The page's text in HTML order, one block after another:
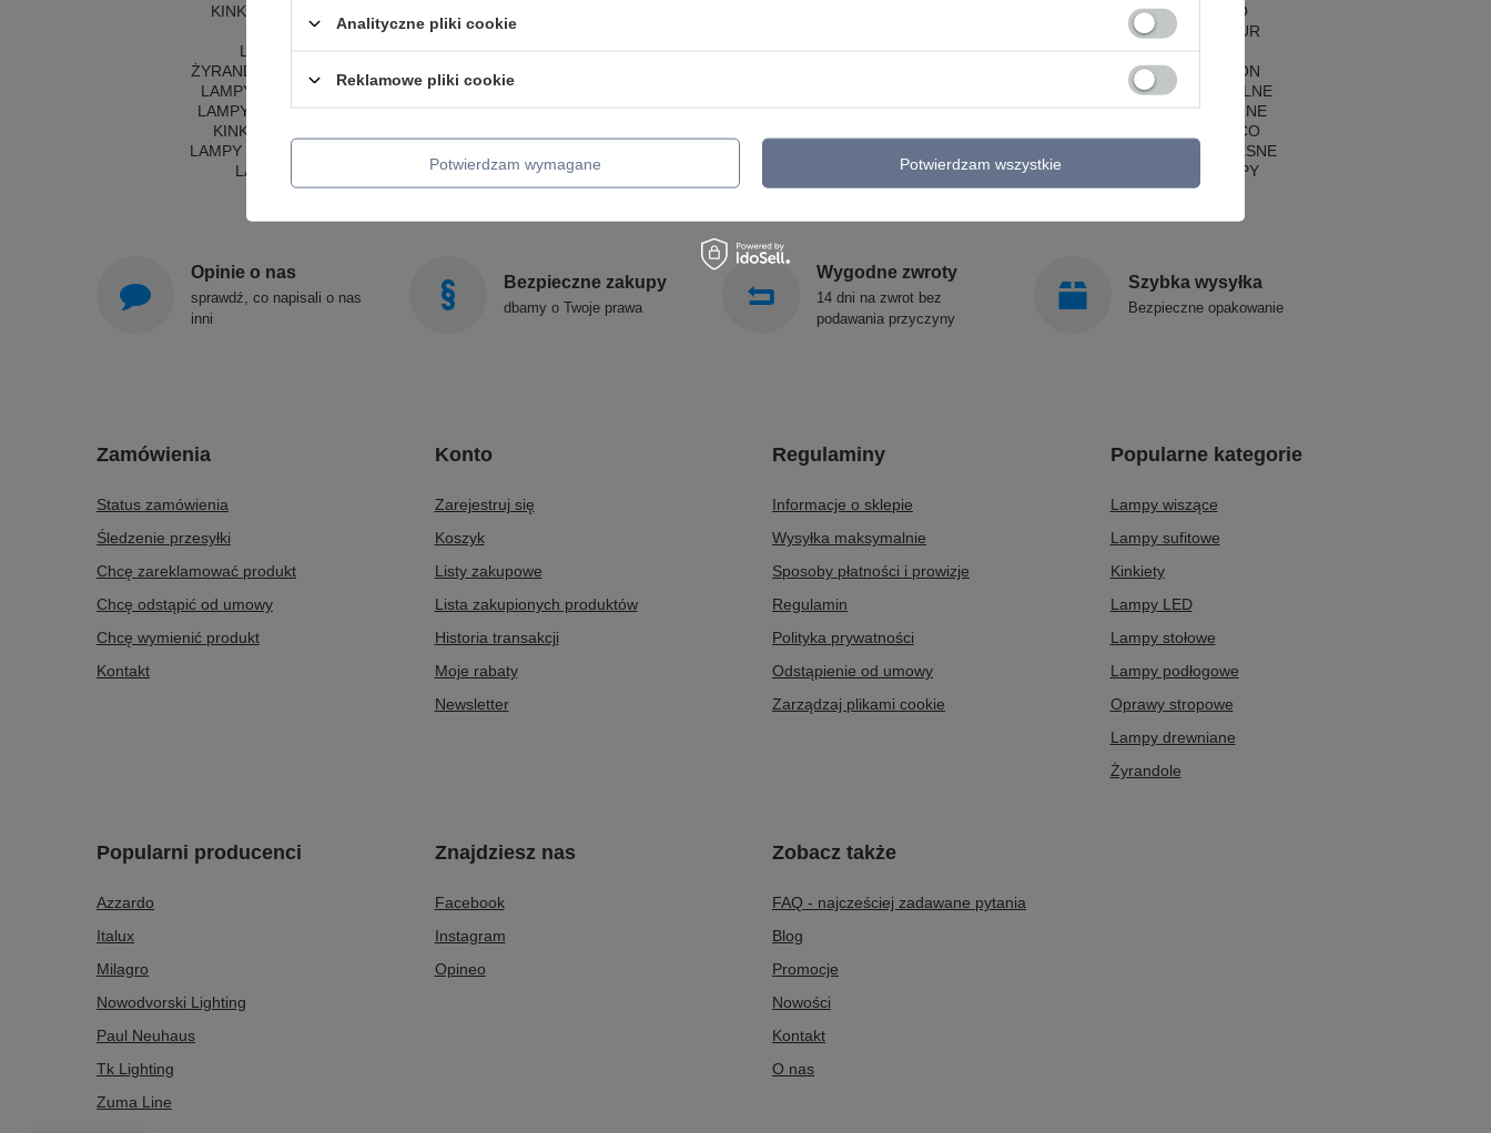
KINKIETY NAD LUSTRO
ŻYRANDOLE
LAMPKI NOCNE
ŻYRANDOLE KRYSZTAŁOWE
LAMPY WISZĄCE CZARNE
LAMPY WISZĄCE - OKRĘGI
KINKIETY DO SYPIALNI
LAMPY SUFITOWE OKRĄGŁE
LAMPY WISZĄCE
LAMPY OGRODOWE - WISZĄCE
LAMPY OGRODOWE - SUFITOWE
OŚWIETLENIE SCHODÓW
ZEWNĘTRZNE
SOLLUX
LAMPY RETRO
LAMPY GLAMOUR
LAMPY HAMPTON
LAMPY RUSTYKALNE
LAMPY KLASYCZNE
LAMPY ART DECO
LAMPY NOWOCZESNE
STYLOWE LAMPY
Opinie o nas
sprawdź, co napisali o nas
inni
Bezpieczne zakupy
dbamy o Twoje prawa
Wygodne zwroty
14 dni na zwrot bez
podawania przyczyny
Szybka wysyłka
Bezpieczne opakowanie
Zamówienia
Status zamówienia
Śledzenie przesyłki
Chcę zareklamować produkt
Chcę odstąpić od umowy
Chcę wymienić produkt
Kontakt
Konto
Zarejestruj się
Koszyk
Listy zakupowe
Lista zakupionych produktów
Historia transakcji
Moje rabaty
Newsletter
Regulaminy
Informacje o sklepie
Wysyłka maksymalnie
Sposoby płatności i prowizje
Regulamin
Polityka prywatności
Odstąpienie od umowy
Zarządzaj plikami cookie
Popularne kategorie
Lampy wiszące
Lampy sufitowe
Kinkiety
Lampy LED
Lampy stołowe
Lampy podłogowe
Oprawy stropowe
Lampy drewniane
Żyrandole
Popularni producenci
Azzardo
Italux
Milagro
Nowodvorski Lighting
Paul Neuhaus
Tk Lighting
Zuma Line
Znajdziesz nas
Facebook
Instagram
Opineo
Zobacz także
FAQ - najcześciej zadawane pytania
Blog
Promocje
Nowości
Kontakt
O nas
Analityczne pliki cookie
Reklamowe pliki cookie
Potwierdzam wymagane Potwierdzam wszystkie